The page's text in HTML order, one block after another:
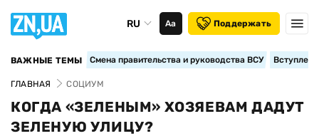
RU Аа Поддержать
ВАЖНЫЕ ТЕМЫ Смена правительства и руководства ВСУ
ГЛАВНАЯ СОЦИУМ
КОГДА «ЗЕЛЕНЫМ» ХОЗЯЕВАМ ДАДУТ
ЗЕЛЕНУЮ УЛИЦУ?